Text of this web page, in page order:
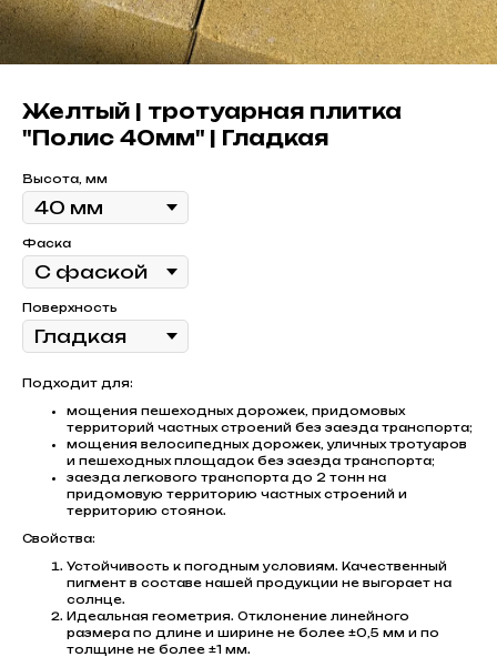
Желтый | тротуарная плитка
"Полис 40мм" | Гладкая
Высота, мм
Фаска
Поверхность
Подходит для:
мощения пешеходных дорожек, придомовых
территорий частных строений без заезда транспорта;
мощения велосипедных дорожек, уличных тротуаров
и пешеходных площадок без заезда транспорта;
заезда легкового транспорта до 2 тонн на
придомовую территорию частных строений и
территорию стоянок.
Свойства:
Устойчивость к погодным условиям. Качественный
пигмент в составе нашей продукции не выгорает на
солнце.
Идеальная геометрия. Отклонение линейного
размера по длине и ширине не более ±0,5 мм и по
толщине не более ±1 мм.